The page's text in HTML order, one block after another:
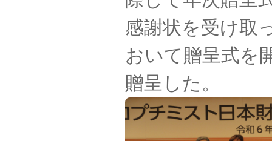
感謝状を受け取
おいて贈呈式を
贈呈した。